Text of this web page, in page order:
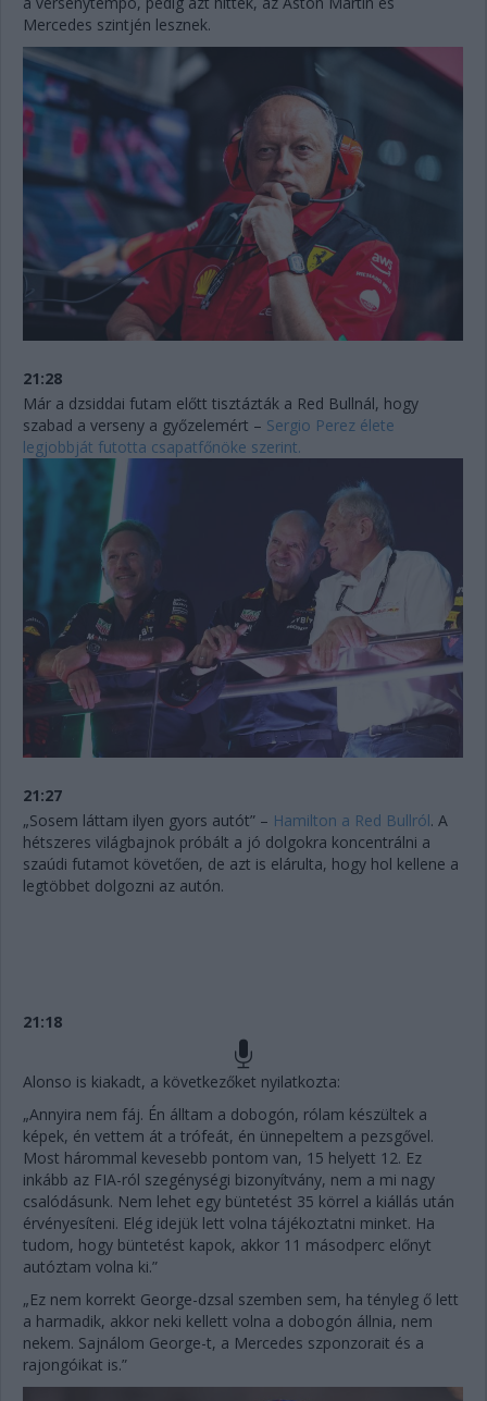
Mercedes szintjén lesznek.
21:28
Már a dzsiddai futam előtt tisztázták a Red Bullnál, hogy
szabad a verseny a győzelemért – Sergio Perez élete
legjobbját futotta csapatfőnöke szerint.
21:27
„Sosem láttam ilyen gyors autót” – Hamilton a Red Bullról. A
hétszeres világbajnok próbált a jó dolgokra koncentrálni a
szaúdi futamot követően, de azt is elárulta, hogy hol kellene a
legtöbbet dolgozni az autón.
21:18
Alonso is kiakadt, a következőket nyilatkozta:
„Annyira nem fáj. Én álltam a dobogón, rólam készültek a
képek, én vettem át a trófeát, én ünnepeltem a pezsgővel.
Most hárommal kevesebb pontom van, 15 helyett 12. Ez
inkább az FIA-ról szegénységi bizonyítvány, nem a mi nagy
csalódásunk. Nem lehet egy büntetést 35 körrel a kiállás után
érvényesíteni. Elég idejük lett volna tájékoztatni minket. Ha
tudom, hogy büntetést kapok, akkor 11 másodperc előnyt
autóztam volna ki.”
„Ez nem korrekt George-dzsal szemben sem, ha tényleg ő lett
a harmadik, akkor neki kellett volna a dobogón állnia, nem
nekem. Sajnálom George-t, a Mercedes szponzorait és a
rajongóikat is.”